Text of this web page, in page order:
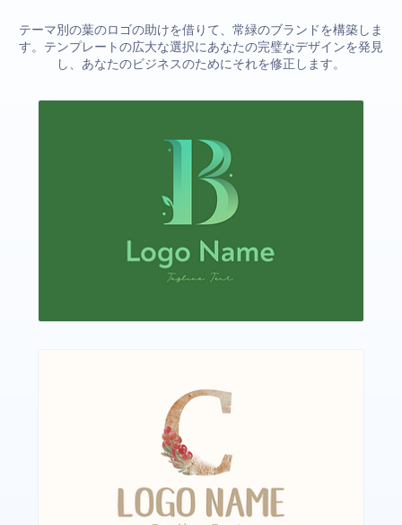
テーマ別の葉のロゴの助けを借りて、常緑のブランドを構築しま
す。テンプレートの広大な選択にあなたの完璧なデザインを発見
し、あなたのビジネスのためにそれを修正します。